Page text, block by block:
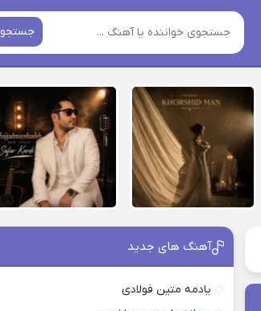
جستجو
آهنگ های جدید
یادمه متین فولادی